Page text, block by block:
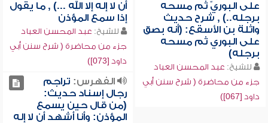
على البوريّ ثم مسحه
برجله..) , شرح حديث
واثلة بن الأسقع: (أنه بصق
على البوري ثم مسحه
برجله)
للشيخ: عبد المحسن العباد
جزء من محاضرة ( شرح سنن أبي
داود [067])
أن لا إله إلا الله ...) , ما يقول
إذا سمع المؤذن
للشيخ: عبد المحسن العباد
جزء من محاضرة ( شرح سنن أبي
داود [073])
الفهرس: تراجم
رجال إسناد حديث:
(من قال حين يسمع
المؤذن: وأنا أشهد أن لا إله